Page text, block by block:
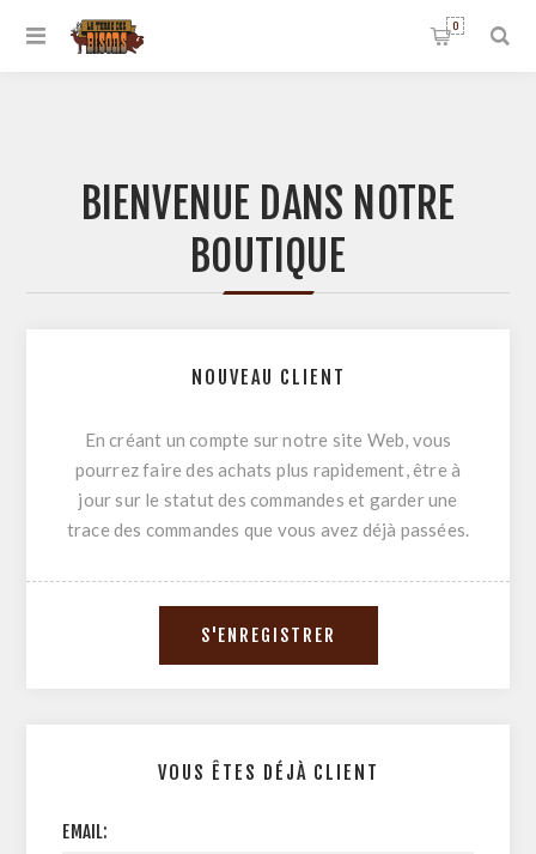
0
BIENVENUE DANS NOTRE
BOUTIQUE
NOUVEAU CLIENT
En créant un compte sur notre site Web, vous
pourrez faire des achats plus rapidement, être à
jour sur le statut des commandes et garder une
trace des commandes que vous avez déjà passées.
VOUS ÊTES DÉJÀ CLIENT
EMAIL: